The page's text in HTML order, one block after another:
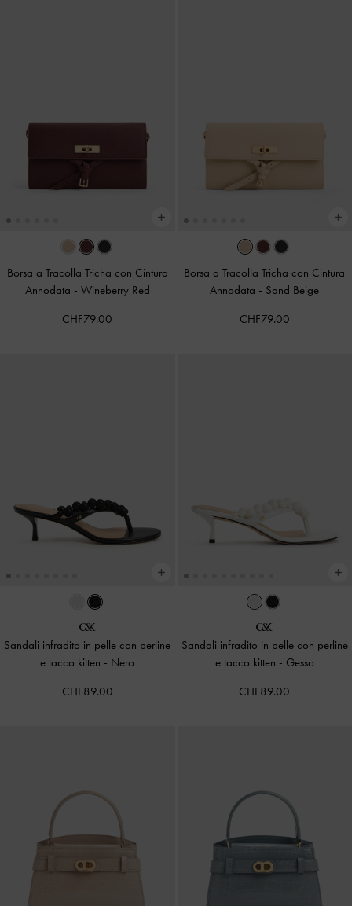
Borsa a Tracolla Tricha con Cintura
Annodata - Wineberry Red
CHF79.00
Borsa a Tracolla Tricha con Cintura
Annodata - Sand Beige
CHF79.00
Sandali infradito in pelle con perline
e tacco kitten - Nero
CHF89.00
Sandali infradito in pelle con perline
e tacco kitten - Gesso
CHF89.00